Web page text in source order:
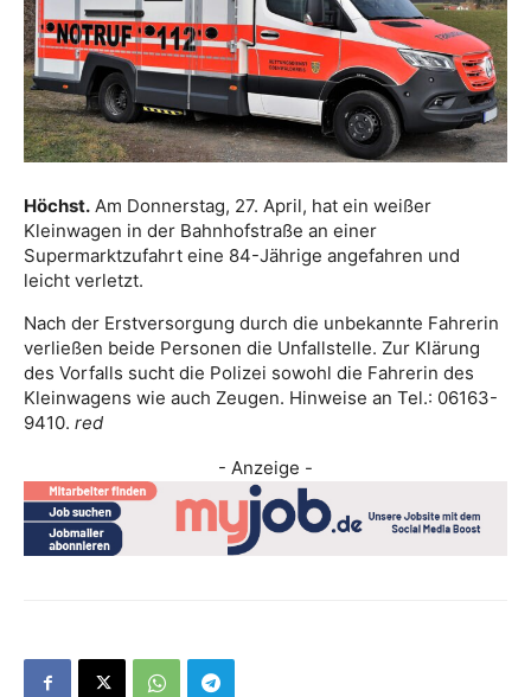
Höchst. Am Donnerstag, 27. April, hat ein weißer
Kleinwagen in der Bahnhofstraße an einer
Supermarktzufahrt eine 84-Jährige angefahren und
leicht verletzt.
Nach der Erstversorgung durch die unbekannte Fahrerin
verließen beide Personen die Unfallstelle. Zur Klärung
des Vorfalls sucht die Polizei sowohl die Fahrerin des
Kleinwagens wie auch Zeugen. Hinweise an Tel.: 06163-
9410. red
- Anzeige -